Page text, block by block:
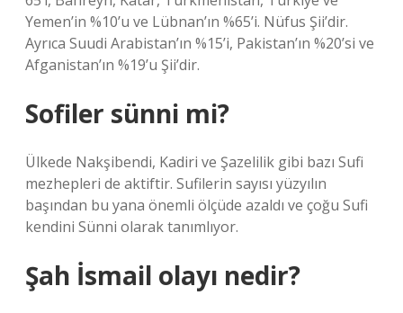
Yemen’in %10’u ve Lübnan’ın %65’i. Nüfus Şii’dir.
Ayrıca Suudi Arabistan’ın %15’i, Pakistan’ın %20’si ve
Afganistan’ın %19’u Şii’dir.
Sofiler sünni mi?
Ülkede Nakşibendi, Kadiri ve Şazelilik gibi bazı Sufi
mezhepleri de aktiftir. Sufilerin sayısı yüzyılın
başından bu yana önemli ölçüde azaldı ve çoğu Sufi
kendini Sünni olarak tanımlıyor.
Şah İsmail olayı nedir?